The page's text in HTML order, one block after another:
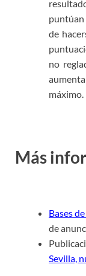
de
no
máximo.
Más
Bases
de
Sevilla,